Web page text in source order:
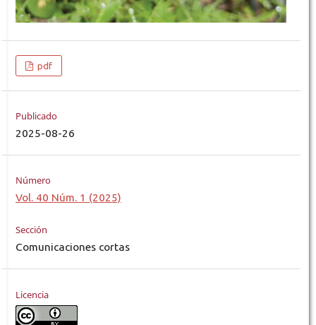
pdf
Publicado
2025-08-26
Número
Vol. 40 Núm. 1 (2025)
Sección
Comunicaciones cortas
Licencia